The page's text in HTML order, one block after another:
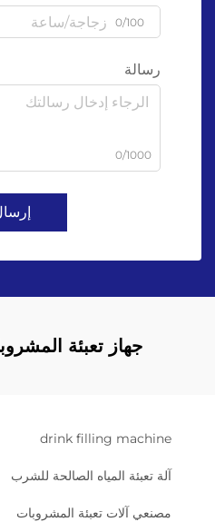
0/100
رسالة
0/1000
جهاز تعبئة
drink filling machine
آلة تعبئة المياه الصالحة للشرب
مصنعي آلات تعبئة المشروبات